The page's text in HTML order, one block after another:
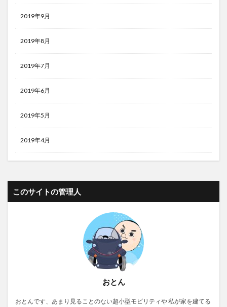
2019年9月
2019年8月
2019年7月
2019年6月
2019年5月
2019年4月
このサイトの管理人
おとん
おとんです、あまり見ることのない超小型モビリティや 私が家を建てる